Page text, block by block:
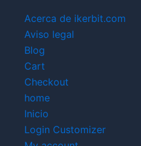
Acerca de ikerbit.com
Aviso legal
Blog
Cart
Checkout
home
Inicio
Login Customizer